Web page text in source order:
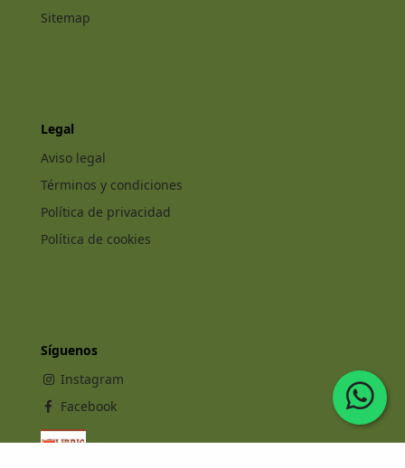
Sitemap
Legal
Aviso legal
Términos y condiciones
Política de privacidad
Política de cookies
Síguenos
Instagram
Facebook